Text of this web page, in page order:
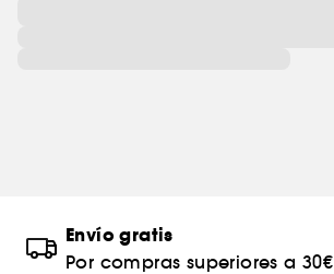
Envío gratis
Por compras superiores a 30€